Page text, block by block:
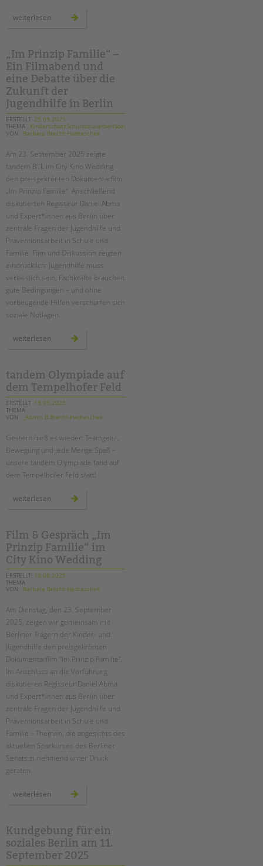
STADTTEILARBEIT
Bereiche im Überblick
Kinder- und Jugendschutz
Unsere Videos
Gesellschafter VdK
schoolcoach BTL
tandem international
KARRIERE
Stellenangebote
tandem als Arbeitgeberin
NEWS/BLOG
unkuerzbar
Briefe an Kai
PRESSE
Magazin
KONTAKT
Intranet
weiterlesen vielfalt
den
blick
für
geschlechtliche
vielfalt
in
schule
und
jugendhilfe
„Im Prinzip Familie“ –
Ein Filmabend und
eine Debatte über die
Zukunft der
Jugendhilfe in Berlin
ERSTELLT 25.09.2025
THEMA
KinderschutzSchulsozialarbeitSozialarbeit
VON
Barbara Brecht-Hadraschek
Am 23. September 2025 zeigte
tandem BTL im City Kino Wedding
den preisgekrönten Dokumentarfilm
„Im Prinzip Familie“. Anschließend
diskutierten Regisseur Daniel Abma
und Expert*innen aus Berlin über
zentrale Fragen der Jugendhilfe und
Präventionsarbeit in Schule und
Familie. Film und Diskussion zeigten
eindrücklich: Jugendhilfe muss
verlässlich sein, Fachkräfte brauchen
gute Bedingungen – und ohne
vorbeugende Hilfen verschärfen sich
soziale Notlagen.
weiterlesen
filmabend
und
eine
debatte
über
die
zukunft
der
in
berlin
tandem Olympiade auf
dem Tempelhofer Feld
ERSTELLT 19.09.2025
THEMA
VON
_Admin B.Brecht-Hadraschek
Gestern hieß es wieder: Teamgeist,
Bewegung und jede Menge Spaß –
unsere tandem Olympiade fand auf
dem Tempelhofer Feld statt!
weiterlesen tandem
olympiade
feld
Film & Gespräch „Im
Prinzip Familie“ im
City Kino Wedding
ERSTELLT 18.08.2025
THEMA
VON
Barbara Brecht-Hadraschek
Am Dienstag, den 23. September
2025, zeigen wir gemeinsam mit
Berliner Trägern der Kinder- und
Jugendhilfe den preisgekrönten
Dokumentarfilm "Im Prinzip Familie".
Im Anschluss an die Vorführung
diskutieren Regisseur Daniel Abma
und Expert*innen aus Berlin über
zentrale Fragen der Jugendhilfe und
Präventionsarbeit in Schule und
Familie – Themen, die angesichts des
aktuellen Sparkurses des Berliner
Senats zunehmend unter Druck
geraten.
weiterlesen
familie“
im
city
kino
wedding
Kundgebung für ein
soziales Berlin am 11.
September 2025